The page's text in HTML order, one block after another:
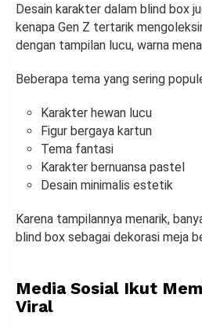
Desain karakter dalam blind box
kenapa Gen Z tertarik
dengan tampilan lucu, warna
Beberapa tema yang sering
Karakter hewan lucu
Figur bergaya kartun
Tema fantasi
Karakter bernuansa pastel
Desain minimalis estetik
Karena tampilannya menarik,
blind box sebagai dekorasi meja
Media Sosial Ikut
Viral